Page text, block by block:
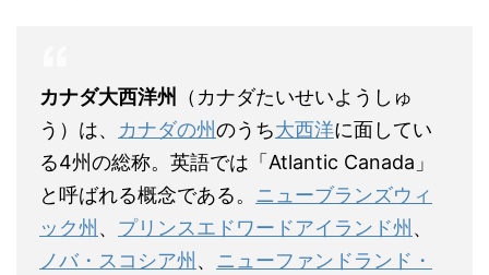
カナダ大西洋州
（カナダたいせいようしゅ
う）は、 カナダの州のうち大西洋に面してい
る4州の総称。英語では「Atlantic Canada」
と呼ばれる概念である。 ニューブランズウィ
ック州、 プリンスエドワードアイランド州、
ノバ・スコシア州、 ニューファンドランド・